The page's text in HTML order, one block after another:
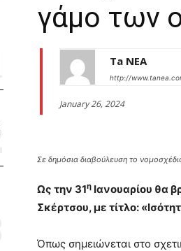
γάμο των
Ta NEA
http://
January 26, 2024
Σε δημόσια διαβούλευση το
Ως την 31η Ιανουαρίου θα
Σκέρτσου, με τίτλο:
Όπως σημειώνεται στο